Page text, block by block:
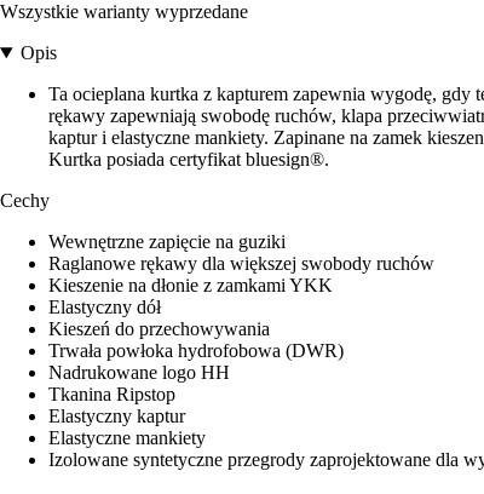
Wszystkie warianty wyprzedane
Opis
Ta ocieplana kurtka z kapturem zapewnia wygodę, gdy
rękawy zapewniają swobodę ruchów, klapa
kaptur i elastyczne mankiety. Zapinane na zamek
Kurtka posiada certyfikat bluesign®.
Cechy
Wewnętrzne zapięcie na guziki
Raglanowe rękawy dla większej swobody ruchów
Kieszenie na dłonie z zamkami YKK
Elastyczny dół
Kieszeń do przechowywania
Trwała powłoka hydrofobowa (DWR)
Nadrukowane logo HH
Tkanina Ripstop
Elastyczny kaptur
Elastyczne mankiety
Izolowane syntetyczne przegrody zaprojektowane dla